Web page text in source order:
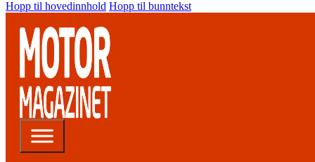
Hopp til hovedinnhold Hopp til bunntekst